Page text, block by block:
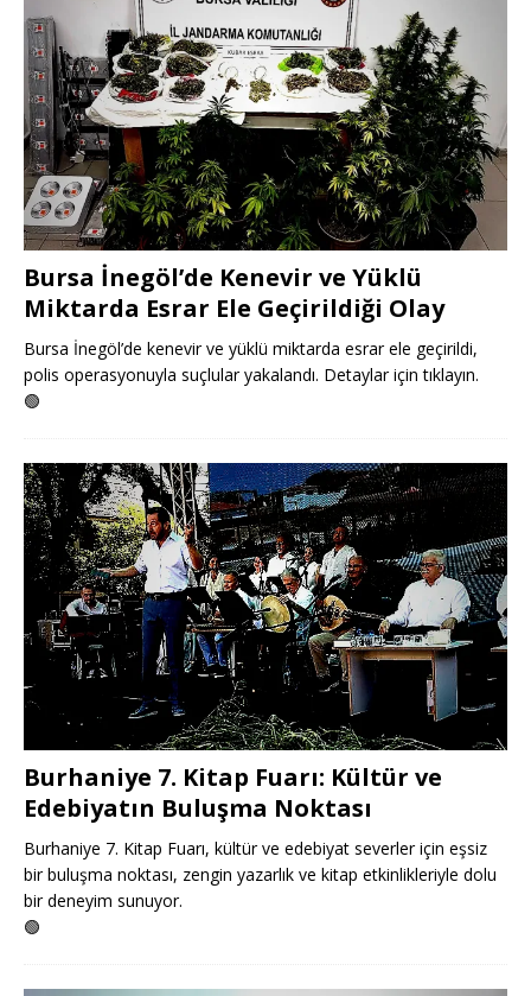
Bursa İnegöl’de Kenevir ve Yüklü
Miktarda Esrar Ele Geçirildiği Olay
Bursa İnegöl’de kenevir ve yüklü miktarda esrar ele geçirildi,
polis operasyonuyla suçlular yakalandı. Detaylar için tıklayın.
🟢
Burhaniye 7. Kitap Fuarı: Kültür ve
Edebiyatın Buluşma Noktası
Burhaniye 7. Kitap Fuarı, kültür ve edebiyat severler için eşsiz
bir buluşma noktası, zengin yazarlık ve kitap etkinlikleriyle dolu
bir deneyim sunuyor.
🟢